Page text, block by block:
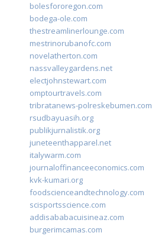
bolesfororegon.com
bodega-ole.com
thestreamlinerlounge.com
mestrinorubanofc.com
novelatherton.com
nassvalleygardens.net
electjohnstewart.com
omptourtravels.com
tribratanews-polreskebumen.com
rsudbayuasih.org
publikjurnalistik.org
juneteenthapparel.net
italywarm.com
journaloffinanceeconomics.com
kvk-kumari.org
foodscienceandtechnology.com
scisportsscience.com
addisababacuisineaz.com
burgerimcamas.com